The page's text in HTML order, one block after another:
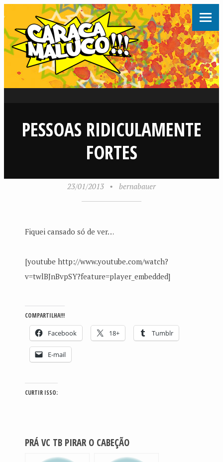
PESSOAS RIDICULAMENTE
FORTES
23/01/2013 • bernabauer
Fiquei cansado só de ver…
[youtube http://www.youtube.com/watch?
v=twlBJnBvpSY?feature=player_embedded]
COMPARTILHA!!!
Facebook 18+ Tumblr
E-mail
CURTIR ISSO:
PRÁ VC TB PIRAR O CABEÇÃO